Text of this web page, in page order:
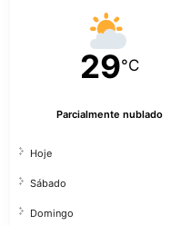
29°C
Parcialmente nublado
Hoje
Sábado
Domingo